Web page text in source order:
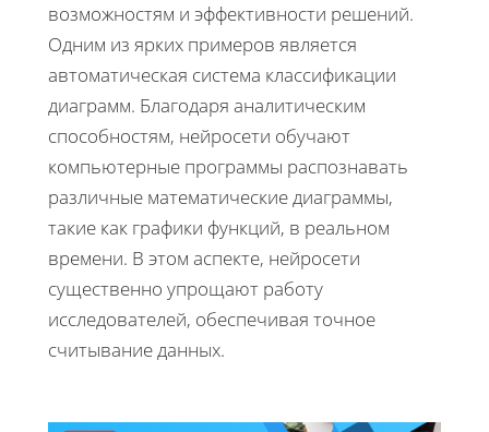
возможностям и эффективности решений.
Одним из ярких примеров является
автоматическая система классификации
диаграмм. Благодаря аналитическим
способностям, нейросети обучают
компьютерные программы распознавать
различные математические диаграммы,
такие как графики функций, в реальном
времени. В этом аспекте, нейросети
существенно упрощают работу
исследователей, обеспечивая точное
считывание данных.